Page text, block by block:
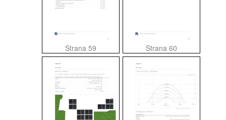
Strana 59 Strana 60